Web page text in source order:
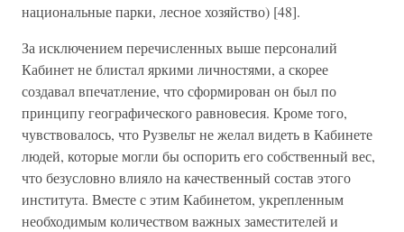
национальные парки, лесное хозяйство) [48].
За исключением перечисленных выше персоналий
Кабинет не блистал яркими личностями, а скорее
создавал впечатление, что сформирован он был по
принципу географического равновесия. Кроме того,
чувствовалось, что Рузвельт не желал видеть в Кабинете
людей, которые могли бы оспорить его собственный вес,
что безусловно влияло на качественный состав этого
института. Вместе с этим Кабинетом, укрепленным
необходимым количеством важных заместителей и